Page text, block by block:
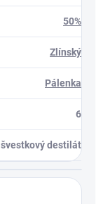
50%
Zlínský
Pálenka
6
švestkový destilát